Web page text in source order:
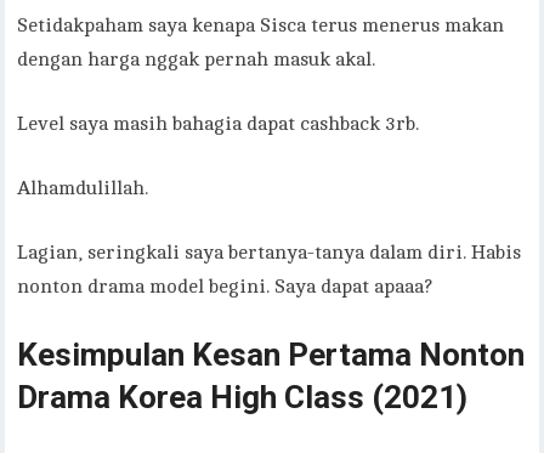
Setidakpaham saya kenapa Sisca terus menerus makan
dengan harga nggak pernah masuk akal.
Level saya masih bahagia dapat cashback 3rb.
Alhamdulillah.
Lagian, seringkali saya bertanya-tanya dalam diri. Habis
nonton drama model begini. Saya dapat apaaa?
Kesimpulan Kesan Pertama Nonton
Drama Korea High Class (2021)